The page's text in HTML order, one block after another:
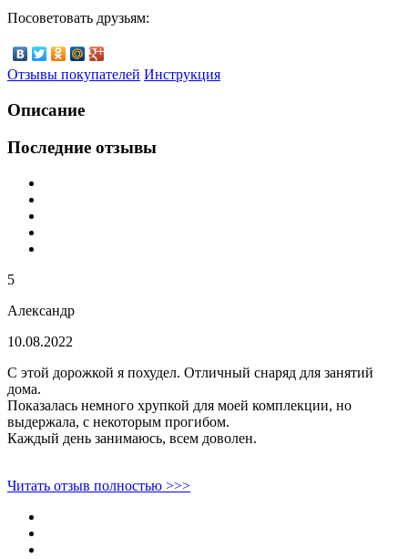
Посоветовать друзьям:
Отзывы покупателей Инструкция
Описание
Последние отзывы
5
Александр
10.08.2022
С этой дорожкой я похудел. Отличный снаряд для занятий
дома.
Показалась немного хрупкой для моей комплекции, но
выдержала, с некоторым прогибом.
Каждый день занимаюсь, всем доволен.
Читать отзыв полностью >>>